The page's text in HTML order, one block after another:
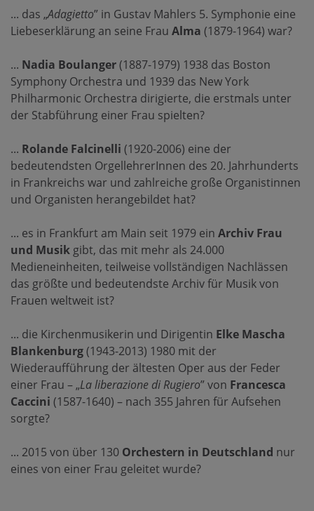
... das „Adagietto” in Gustav Mahlers 5. Symphonie eine
Liebeserklärung an seine Frau Alma (1879-1964) war?
... Nadia Boulanger(1887-1979) 1938 das Boston
Symphony Orchestra und 1939 das New York
Philharmonic Orchestra dirigierte, die erstmals unter
der Stabführung einer Frau spielten?
... Rolande Falcinelli (1920-2006) eine der
bedeutendsten OrgellehrerInnen des 20. Jahrhunderts
in Frankreichs war und zahlreiche große Organistinnen
und Organisten herangebildet hat?
... es in Frankfurt am Main seit 1979 ein Archiv Frau
und Musik gibt, das mit mehr als 24.000
Medieneinheiten, teilweise vollständigen Nachlässen
das größte und bedeutendste Archiv für Musik von
Frauen weltweit ist?
... die Kirchenmusikerin und Dirigentin Elke Mascha
Blankenburg(1943-2013) 1980 mit der
Wiederaufführung der ältesten Oper aus der Feder
einer Frau – „La liberazione di Rugiero” von Francesca
Caccini (1587-1640) – nach 355 Jahren für Aufsehen
sorgte?
... 2015 von über 130 Orchestern in Deutschland nur
eines von einer Frau geleitet wurde?